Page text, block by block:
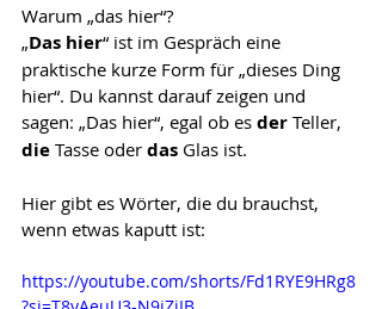
Warum „das hier“?
„Das hier“ ist im Gespräch eine
praktische kurze Form für „dieses Ding
hier“. Du kannst darauf zeigen und
sagen: „Das hier“, egal ob es der Teller,
die Tasse oder das Glas ist.
Hier gibt es Wörter, die du brauchst,
wenn etwas kaputt ist:
https://youtube.com/shorts/Fd1RYE9HRg8